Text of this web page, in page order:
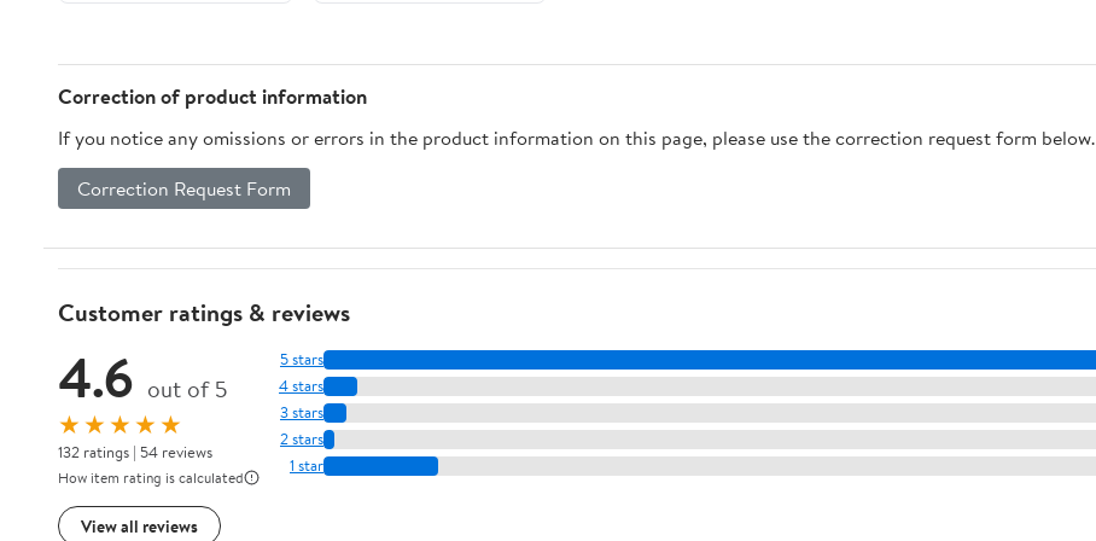
Correction of product information
If you notice any omissions or errors in the product information on this page, please use the correction request form below.
Correction Request Form
Customer ratings & reviews
4.6 out of 5
★★★★★
132 ratings | 54 reviews
How item rating is calculated
View all reviews
5 stars
4 stars
3 stars
2 stars
1 star